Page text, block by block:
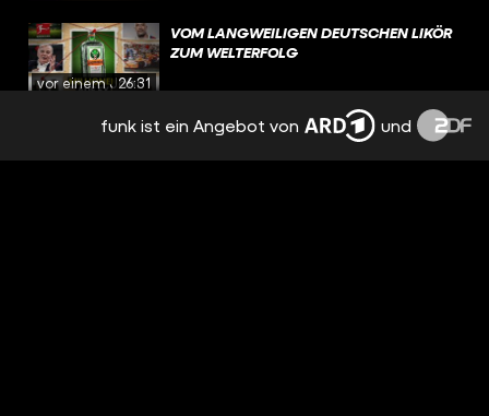
vor einem Jahr
26:31
VOM LANGWEILIGEN DEUTSCHEN LIKÖR
ZUM WELTERFOLG
DIE GEHEIMEN GELDMASCHINEN DER
SUPERREICHEN: FAMILY OFFICES
funk ist ein Angebot von und